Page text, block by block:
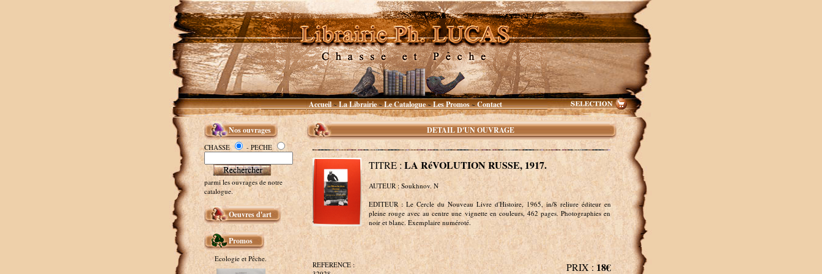
Accueil~La Librairie~Le Catalogue~Les Promos~Contact
Nos ouvrages
CHASSE - PECHE
parmi les ouvrages de notre
catalogue.
Oeuvres d'art
Promos
Ecologie et Pêche.
DETAIL D'UN OUVRAGE
TITRE : LA RéVOLUTION RUSSE, 1917.
AUTEUR : Soukhnov. N
EDITEUR : Le Cercle du Nouveau Livre d'Histoire, 1965, in/8 reliure éditeur en
pleine rouge avec au centre une vignette en couleurs, 462 pages. Photographies en
noir et blanc. Exemplaire numéroté.
REFERENCE :
PRIX :18€